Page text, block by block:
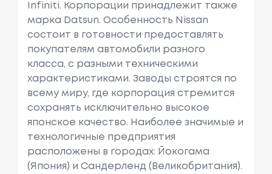
Infiniti. Корпорации принадлежит также
марка Datsun. Особенность Nissan
состоит в готовности предоставлять
покупателям автомобили разного
класса, с разными техническими
характеристиками. Заводы строятся по
всему миру, где корпорация стремится
сохранять исключительно высокое
японское качество. Наиболее значимые и
технологичные предприятия
расположены в городах: Йокогама
(Япония) и Сандерленд (Великобритания).